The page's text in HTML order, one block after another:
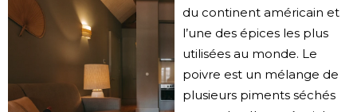
du continent américain et
l’une des épices les plus
utilisées au monde. Le
poivre est un mélange de
plusieurs piments séchés